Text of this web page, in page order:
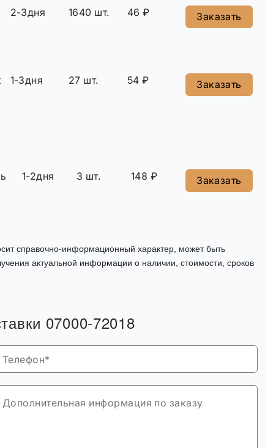
2-3дня 1640 шт. 46 ₽ Заказать
1-3дня 27 шт. 54 ₽ Заказать
1-2дня 3 шт. 148 ₽ Заказать
справочно-информационный характер, может быть
актуальной информации о наличии, стоимости, сроков
07000-72018